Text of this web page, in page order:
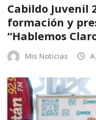
Cabildo Juvenil
formación y
“Hablemos
Mis Noticias